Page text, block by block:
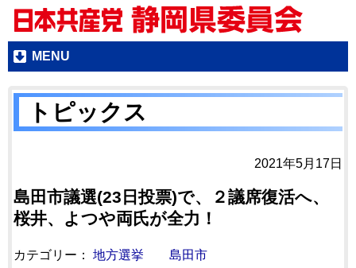
MENU
トピックス
2021年5月17日
島田市議選(23日投票)で、２議席復活へ、
桜井、よつや両氏が全力！
カテゴリー： 地方選挙 島田市